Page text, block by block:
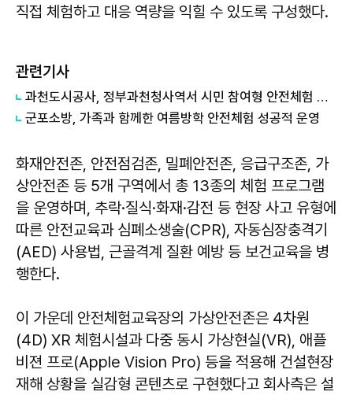
직접 체험하고 대응 역량을 익힐 수 있도록 구성했다.
관련기사
과천도시공사, 정부과천청사역서 시민 참여형 안전체험 캠페인 운영
군포소방, 가족과 함께한 여름방학 안전체험 성공적 운영
화재안전존, 안전점검존, 밀폐안전존, 응급구조존, 가
상안전존 등 5개 구역에서 총 13종의 체험 프로그램
을 운영하며, 추락·질식·화재·감전 등 현장 사고 유형에
따른 안전교육과 심폐소생술(CPR), 자동심장충격기
(AED) 사용법, 근골격계 질환 예방 등 보건교육을 병
행한다.
이 가운데 안전체험교육장의 가상안전존은 4차원
(4D) XR 체험시설과 다중 동시 가상현실(VR), 애플
비젼 프로(Apple Vision Pro) 등을 적용해 건설현장
재해 상황을 실감형 콘텐츠로 구현했다고 회사측은 설